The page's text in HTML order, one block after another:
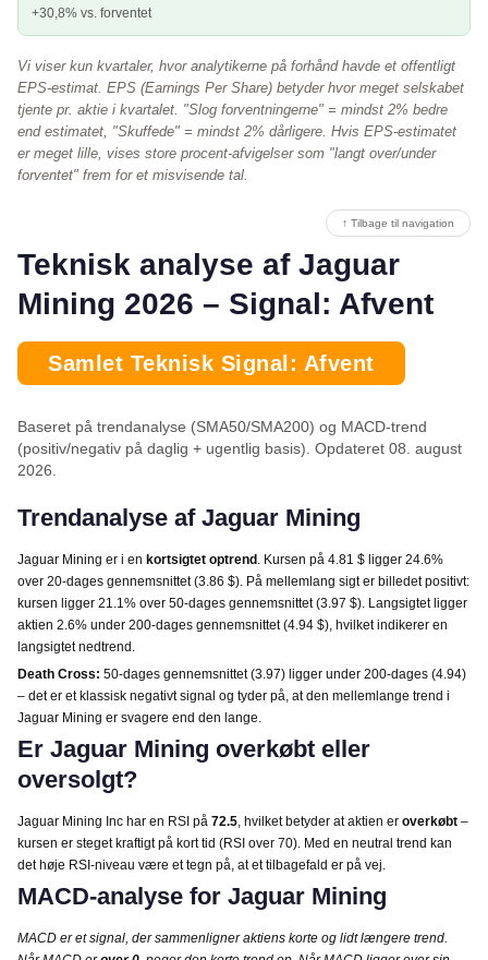
+30,8% vs. forventet
Vi viser kun kvartaler, hvor analytikerne på forhånd havde et offentligt
EPS-estimat. EPS (Earnings Per Share) betyder hvor meget selskabet
tjente pr. aktie i kvartalet. "Slog forventningerne" = mindst 2% bedre
end estimatet, "Skuffede" = mindst 2% dårligere. Hvis EPS-estimatet
er meget lille, vises store procent-afvigelser som "langt over/under
forventet" frem for et misvisende tal.
↑ Tilbage til navigation
Teknisk analyse af Jaguar
Mining 2026 – Signal: Afvent
Samlet Teknisk Signal: Afvent
Baseret på trendanalyse (SMA50/SMA200) og MACD-trend
(positiv/negativ på daglig + ugentlig basis). Opdateret 08. august
2026.
Trendanalyse af Jaguar Mining
Jaguar Mining er i en kortsigtet optrend . Kursen på 4.81 $ ligger 24.6%
over 20-dages gennemsnittet (3.86 $). På mellemlang sigt er billedet positivt:
kursen ligger 21.1% over 50-dages gennemsnittet (3.97 $). Langsigtet ligger
aktien 2.6% under 200-dages gennemsnittet (4.94 $), hvilket indikerer en
langsigtet nedtrend.
Death Cross: 50-dages gennemsnittet (3.97) ligger under 200-dages (4.94)
– det er et klassisk negativt signal og tyder på, at den mellemlange trend i
Jaguar Mining er svagere end den lange.
Er Jaguar Mining overkøbt eller
oversolgt?
Jaguar Mining Inc har en RSI på 72.5, hvilket betyder at aktien er overkøbt –
kursen er steget kraftigt på kort tid (RSI over 70). Med en neutral trend kan
det høje RSI-niveau være et tegn på, at et tilbagefald er på vej.
MACD-analyse for Jaguar Mining
MACD er et signal, der sammenligner aktiens korte og lidt længere trend.